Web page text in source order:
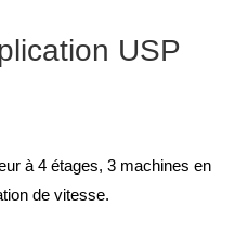
USP
à 4 étages, 3 machines en
de vitesse.